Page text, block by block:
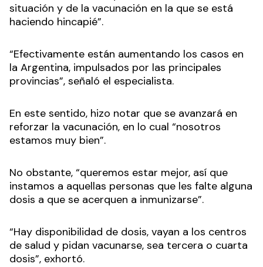
situación y de la vacunación en la que se está
haciendo hincapié”.
“Efectivamente están aumentando los casos en
la Argentina, impulsados por las principales
provincias”, señaló el especialista.
En este sentido, hizo notar que se avanzará en
reforzar la vacunación, en lo cual “nosotros
estamos muy bien”.
No obstante, “queremos estar mejor, así que
instamos a aquellas personas que les falte alguna
dosis a que se acerquen a inmunizarse”.
“Hay disponibilidad de dosis, vayan a los centros
de salud y pidan vacunarse, sea tercera o cuarta
dosis”, exhortó.